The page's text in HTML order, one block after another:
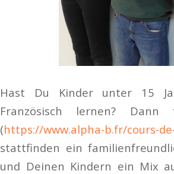
Hast Du Kinder unter 15
Französisch lernen?
(https://www.alpha-b.fr/cours-
stattfinden ein
und Deinen Kindern ein Mix